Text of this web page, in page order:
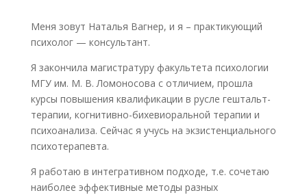
Меня зовут Наталья Вагнер, и я – практикующий
психолог — консультант.
Я закончила магистратуру факультета психологии
МГУ им. М. В. Ломоносова с отличием, прошла
курсы повышения квалификации в русле гештальт-
терапии, когнитивно-бихевиоральной терапии и
психоанализа. Сейчас я учусь на экзистенциального
психотерапевта.
Я работаю в интегративном подходе, т.е. сочетаю
наиболее эффективные методы разных